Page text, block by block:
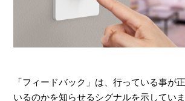
「フィードバック」は、行っている事が
いるのかを知らせるシグナルを示していま